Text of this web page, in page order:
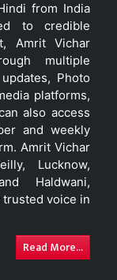
from India
to credible
Amrit Vichar
multiple
Photo
platforms,
also access
and weekly
Amrit Vichar
Lucknow,
Haldwani,
voice in
Read More...